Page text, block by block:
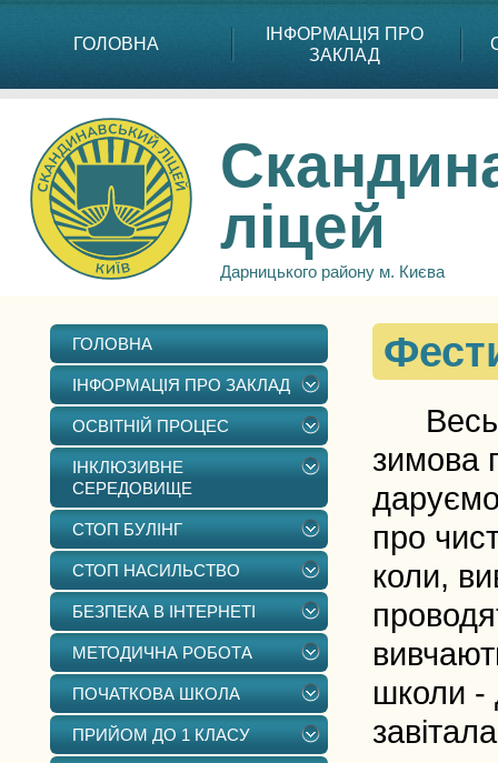
ГОЛОВНА
ІНФОРМАЦІЯ ПРО
ЗАКЛАД
ліцей
Дарницького району м. Києва
ГОЛОВНА
ІНФОРМАЦІЯ ПРО ЗАКЛАД
ОСВІТНІЙ ПРОЦЕС
ІНКЛЮЗИВНЕ
СЕРЕДОВИЩЕ
СТОП БУЛІНГ
СТОП НАСИЛЬСТВО
БЕЗПЕКА В ІНТЕРНЕТІ
МЕТОДИЧНА РОБОТА
ПОЧАТКОВА ШКОЛА
ПРИЙОМ ДО 1 КЛАСУ
Весь
зимова
про
коли,
школи